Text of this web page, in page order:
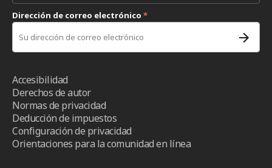
Dirección de correo electrónico *
Accesibilidad
Derechos de autor
Normas de privacidad
Deducción de impuestos
Configuración de privacidad
Orientaciones para la comunidad en línea